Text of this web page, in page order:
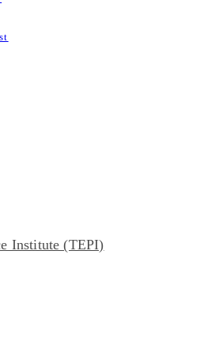
Institute (TEPI)